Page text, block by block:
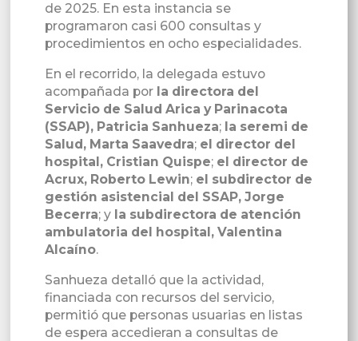
de 2025. En esta instancia se
programaron casi 600 consultas y
procedimientos en ocho especialidades.
En el recorrido, la delegada estuvo
acompañada por la directora del
Servicio de Salud Arica y Parinacota
(SSAP), Patricia Sanhueza; la seremi de
Salud, Marta Saavedra; el director del
hospital, Cristian Quispe; el director de
Acrux, Roberto Lewin; el subdirector de
gestión asistencial del SSAP, Jorge
Becerra; y la subdirectora de atención
ambulatoria del hospital, Valentina
Alcaíno.
Sanhueza detalló que la actividad,
financiada con recursos del servicio,
permitió que personas usuarias en listas
de espera accedieran a consultas de